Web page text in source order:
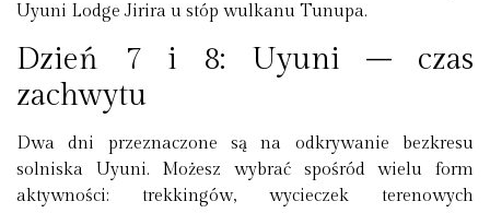
Uyuni Lodge Jirira u stóp wulkanu Tunupa.
Dzień 7 i 8: Uyuni – czas
zachwytu
Dwa dni przeznaczone są na odkrywanie bezkresu
solniska Uyuni. Możesz wybrać spośród wielu form
aktywności: trekkingów, wycieczek terenowych